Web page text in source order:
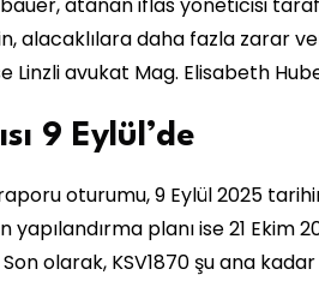
atanan iflas yöneticisi
alacaklılara daha fazla zarar
Linzli avukat Mag. Elisabeth
9 Eylül’de
oturumu, 9 Eylül 2025
planı ise 21 Ekim
olarak, KSV1870 şu ana